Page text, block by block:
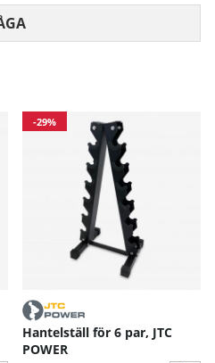
-29%
Hantelställ för 6 par, JTC
POWER